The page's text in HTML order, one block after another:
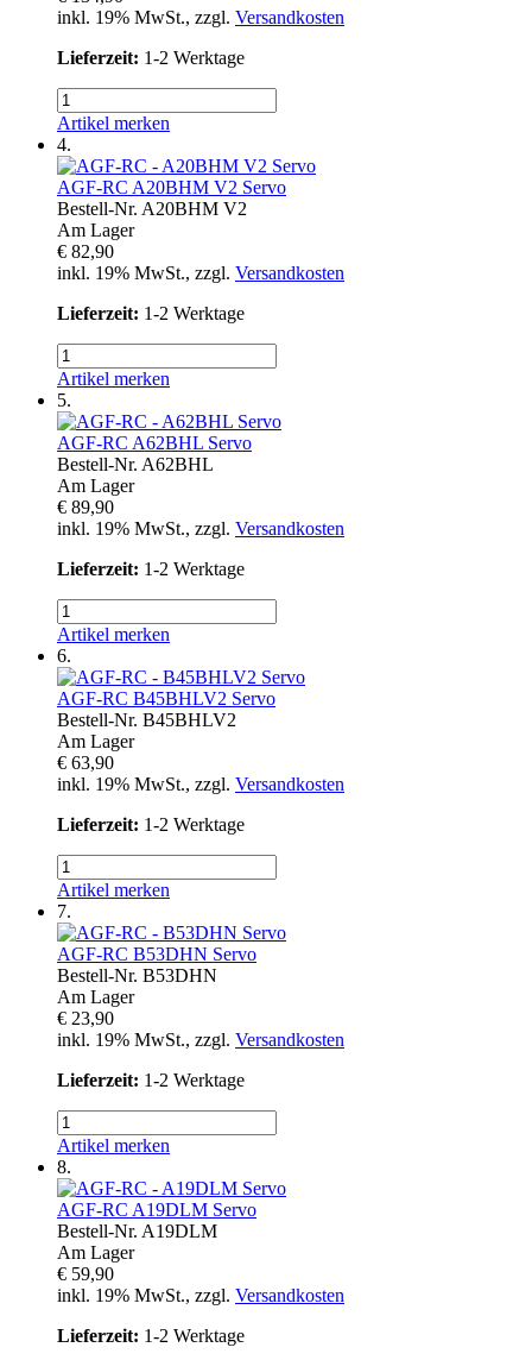
inkl. 19% MwSt., zzgl. Versandkosten
Lieferzeit: 1-2 Werktage
Artikel merken
4.
AGF-RC A20BHM V2 Servo
Bestell-Nr. A20BHM V2
Am Lager
€ 82,90
inkl. 19% MwSt., zzgl. Versandkosten
Lieferzeit: 1-2 Werktage
Artikel merken
5.
AGF-RC A62BHL Servo
Bestell-Nr. A62BHL
Am Lager
€ 89,90
inkl. 19% MwSt., zzgl. Versandkosten
Lieferzeit: 1-2 Werktage
Artikel merken
6.
AGF-RC B45BHLV2 Servo
Bestell-Nr. B45BHLV2
Am Lager
€ 63,90
inkl. 19% MwSt., zzgl. Versandkosten
Lieferzeit: 1-2 Werktage
Artikel merken
7.
AGF-RC B53DHN Servo
Bestell-Nr. B53DHN
Am Lager
€ 23,90
inkl. 19% MwSt., zzgl. Versandkosten
Lieferzeit: 1-2 Werktage
Artikel merken
8.
AGF-RC A19DLM Servo
Bestell-Nr. A19DLM
Am Lager
€ 59,90
inkl. 19% MwSt., zzgl. Versandkosten
Lieferzeit: 1-2 Werktage